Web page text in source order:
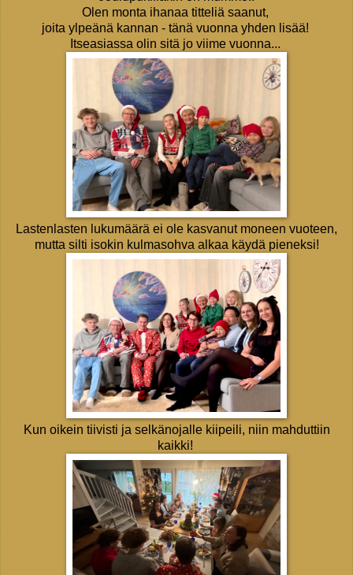
Olen monta ihanaa titteliä saanut,
joita ylpeänä kannan - tänä vuonna yhden lisää!
Itseasiassa olin sitä jo viime vuonna...
Lastenlasten lukumäärä ei ole kasvanut moneen vuoteen,
mutta silti isokin kulmasohva alkaa käydä pieneksi!
Kun oikein tiivisti ja selkänojalle kiipeili, niin mahduttiin
kaikki!